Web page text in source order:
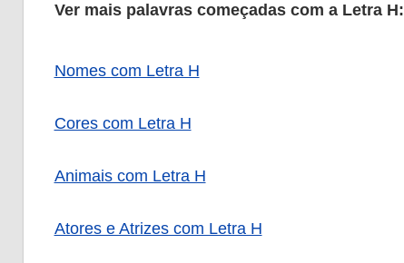
Ver mais palavras começadas com a Letra H:
Nomes com Letra H
Cores com Letra H
Animais com Letra H
Atores e Atrizes com Letra H